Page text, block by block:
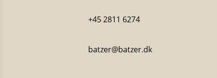
+45 2811 6274
batzer@batzer.dk